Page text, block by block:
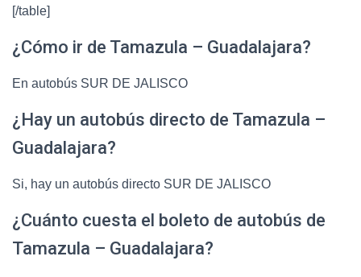
[/table]
¿Cómo ir de Tamazula – Guadalajara?
En autobús SUR DE JALISCO
¿Hay un autobús directo de Tamazula –
Guadalajara?
Si, hay un autobús directo SUR DE JALISCO
¿Cuánto cuesta el boleto de autobús de
Tamazula – Guadalajara?